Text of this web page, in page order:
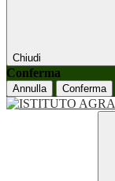
Chiudi
Conferma
Annulla Conferma